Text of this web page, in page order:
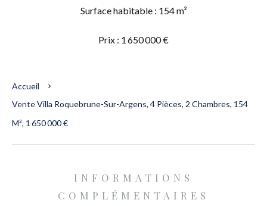
Surface habitable : 154 m²
Prix : 1 650 000 €
Accueil
Vente Villa Roquebrune-Sur-Argens, 4 Pièces, 2 Chambres, 154
M², 1 650 000 €
INFORMATIONS
COMPLÉMENTAIRES